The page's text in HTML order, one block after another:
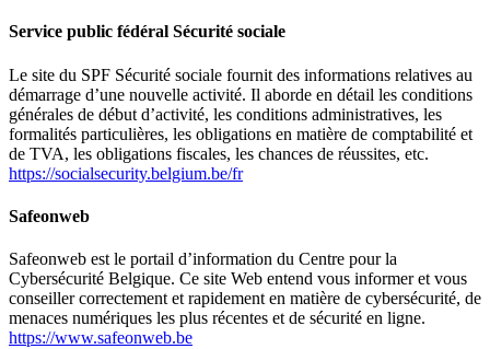
Service public fédéral Sécurité sociale
Le site du SPF Sécurité sociale fournit des informations relatives au
démarrage d’une nouvelle activité. Il aborde en détail les conditions
générales de début d’activité, les conditions administratives, les
formalités particulières, les obligations en matière de comptabilité et
de TVA, les obligations fiscales, les chances de réussites, etc.
https://socialsecurity.belgium.be/fr
Safeonweb
Safeonweb est le portail d’information du Centre pour la
Cybersécurité Belgique. Ce site Web entend vous informer et vous
conseiller correctement et rapidement en matière de cybersécurité, de
menaces numériques les plus récentes et de sécurité en ligne.
https://www.safeonweb.be